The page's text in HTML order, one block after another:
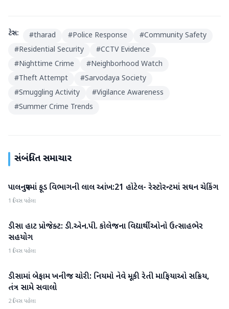
ટેગ્સ: #tharad #Police Response #Community Safety
#Residential Security #CCTV Evidence
#Nighttime Crime #Neighborhood Watch
#Theft Attempt #Sarvodaya Society
#Smuggling Activity #Vigilance Awareness
#Summer Crime Trends
સંબંધિત સમાચાર
બનાસકાંઠા
પાલનપુરમાં ફૂડ વિભાગની લાલ આંખ:21 હોટેલ- રેસ્ટોરન્ટમાં સઘન ચેકિંગ
1 દિવસ પહેલા
બનાસકાંઠા
ડીસા હાટ પ્રોજેક્ટ: ડી.એન.પી. કોલેજના વિદ્યાર્થીઓનો ઉત્સાહભેર
સહયોગ
1 દિવસ પહેલા
બનાસકાંઠા
ડીસામાં બેફામ ખનીજ ચોરી: નિયમો નેવે મૂકી રેતી માફિયાઓ સક્રિય,
તંત્ર સામે સવાલો
2 દિવસ પહેલા